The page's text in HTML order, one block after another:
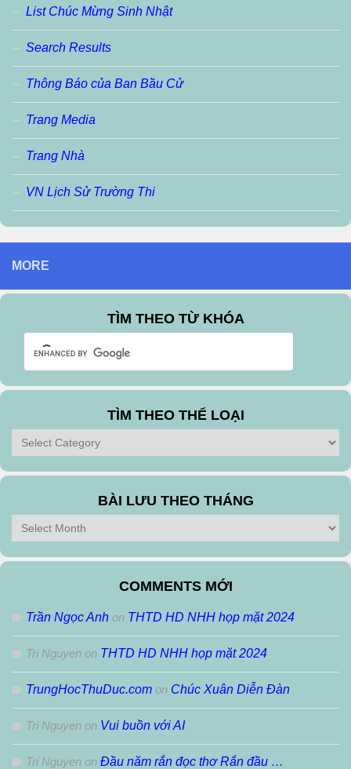
List Chúc Mừng Sinh Nhật
Search Results
Thông Báo của Ban Bầu Cử
Trang Media
Trang Nhà
VN Lịch Sử Trường Thi
MORE
TÌM THEO TỪ KHÓA
TÌM THEO THỂ LOẠI
Tìm
theo
Thể
BÀI LƯU THEO THÁNG
Bài
Lưu
Theo
COMMENTS MỚI
Trần Ngọc Anh on THTD HD NHH họp mặt 2024
Tri Nguyen on THTD HD NHH họp mặt 2024
TrungHocThuDuc.com on Chúc Xuân Diễn Đàn
Tri Nguyen on Vui buồn với AI
Tri Nguyen on Đầu năm rắn đọc thơ Rắn đầu …